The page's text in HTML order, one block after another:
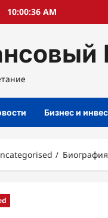
10:00:37 AM
Бизнес и